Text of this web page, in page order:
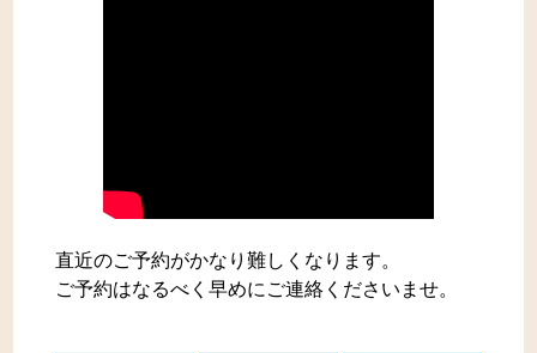
直近のご予約がかなり難しくなります。
ご予約はなるべく早めにご連絡くださいませ。